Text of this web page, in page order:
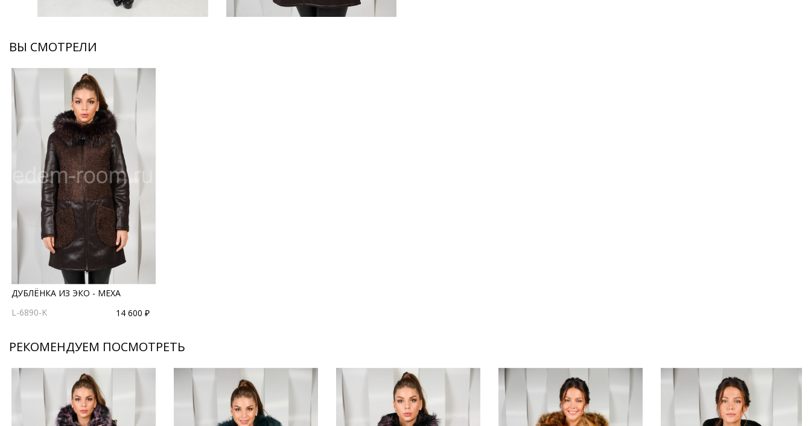
ВЫ СМОТРЕЛИ
ДУБЛЁНКА ИЗ ЭКО - МЕХА
L-6890-K
14 600 ₽
РЕКОМЕНДУЕМ ПОСМОТРЕТЬ